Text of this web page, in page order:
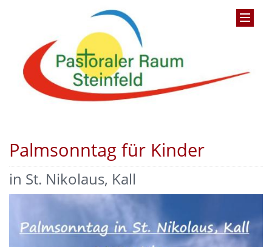
Palmsonntag für Kinder
in St. Nikolaus, Kall